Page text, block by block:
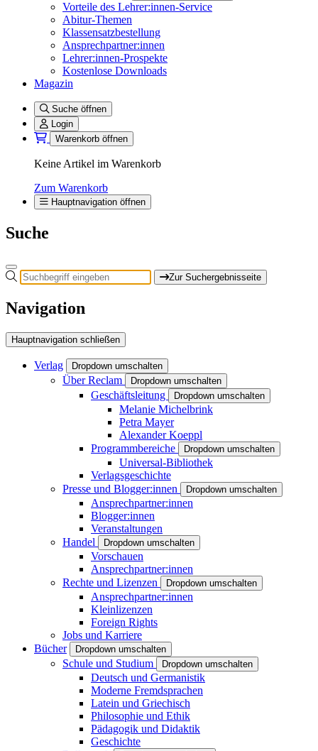
Vorteile des Lehrer:innen-Service
Abitur-Themen
Klassensatzbestellung
Ansprechpartner:innen
Lehrer:innen-Prospekte
Kostenlose Downloads
Magazin
Suche öffnen
Login
Warenkorb öffnen
Keine Artikel im Warenkorb
Zum Warenkorb
Hauptnavigation öffnen
Suche
Zur Suchergebnisseite
Navigation
Hauptnavigation schließen
Verlag Dropdown umschalten
Über Reclam Dropdown umschalten
Geschäftsleitung Dropdown umschalten
Melanie Michelbrink
Petra Mayer
Alexander Koeppl
Programmbereiche
Dropdown umschalten
Universal-Bibliothek
Verlagsgeschichte
Presse und Blogger:innen
Dropdown umschalten
Ansprechpartner:innen
Blogger:innen
Veranstaltungen
Handel
Dropdown umschalten
Vorschauen
Ansprechpartner:innen
Rechte und Lizenzen
Dropdown umschalten
Ansprechpartner:innen
Kleinlizenzen
Foreign Rights
Jobs und Karriere
Bücher
Dropdown umschalten
Schule und Studium Dropdown umschalten
Deutsch und Germanistik
Moderne Fremdsprachen
Latein und Griechisch
Philosophie und Ethik
Pädagogik und Didaktik
Geschichte